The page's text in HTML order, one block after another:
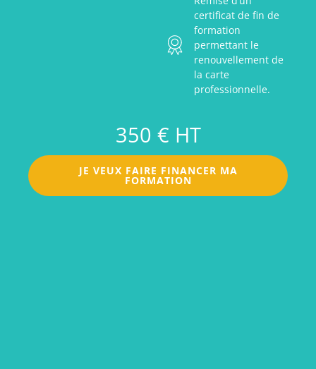
certificat de fin de
formation
permettant le
renouvellement de
la carte
professionnelle.
350 € HT
JE VEUX FAIRE FINANCER MA
FORMATION